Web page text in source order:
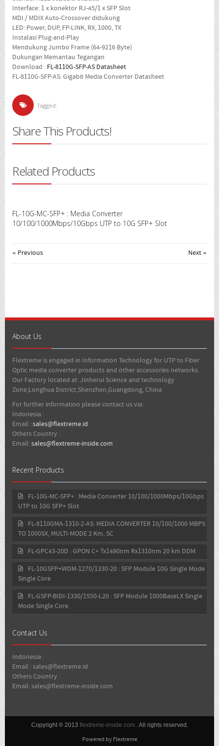
Interface: 1 x konektor RJ-45/1 x SFP Slot
MDI / MDIX Auto-Crossover didukung
LED: Power, DUP, FP-LINK, RX, 1000, TX
Instalasi Plug-and-Play
Mendukung Jumbo Frame (64-9216 Byte)
Dukungan Memantau Tegangan
Download : FL-8110G-SFP-AS Datasheet
FL-8110G-SFP-AS: Gigabit Media Converter Datasheet
Tagged:
Share This Products!
Related Products
FL-10G-MC-SFP+ : Media Converter
10/100/1000Mbps/10Gbps UTP to 10G SFP+ Slot
« Previous Next »
About Us
Flextreme is engaged in Information Technology for UTP to Fiber
Optic media converter products and other accessories networks.
Our Factory located at: Jinherui Science and technology
Zone,Longhua District,Shenzhen,Guangdong, China
For further information please contact us via:
Indonesia :
Email : sales@flextreme.id
Others Country :
Email: sales@flextreme-inside.com
Recent Products
FL-10G-MC-SFP+ : Media Converter 10/100/1000Mbps/10Gbps
UTP to 10G SFP+ Slot
FL-8110GMA-1310-2-AS: MEDIA CONVERTER 10/100/1000 MBPS
TO 1000SX, MULTI-MODE 2 Km, SC
FL-GPC43-20D : GPON C+ Tx1490nm Rx1310nm 20 km DDM
FL-10GSFP+WDM-1270/1330-20 : SFP Module 10G Single Mode
Single Core
FL-GSFP-BIDI-1330/1550-L20 : SFP Module 1000BaseLX Single
Mode Single Core
Contact Us
Indonesia :
Email : sales@flextreme.id
Others Country :
Email: sales@flextreme-inside.com
Copyright ® 2013 flextreme-inside.com . All rights reserved.
Powered by Flextreme